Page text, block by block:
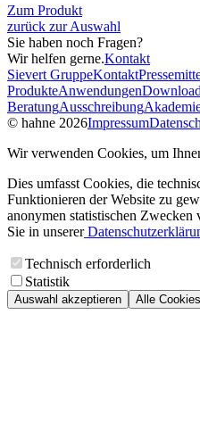
Zum Produkt
zurück zur Auswahl
Sie haben noch Fragen?
Wir helfen gerne.Kontakt
Sievert GruppeKontakt
ProdukteAnwendungen
BeratungAusschreibung
© hahne 2026Impressum
Wir verwenden Cookies, um
Dies umfasst Cookies, die
Funktionieren der Website zu
anonymen statistischen
Sie in unserer
Technisch erforderlich
Statistik
Auswahl akzeptieren Alle